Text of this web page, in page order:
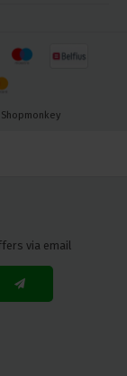
Shopmonkey
via email